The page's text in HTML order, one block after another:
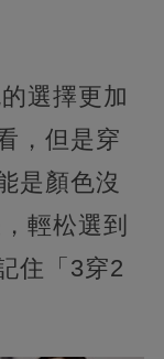
選擇更加
，但是穿
是顏色沒
輕松選到
住「3穿2